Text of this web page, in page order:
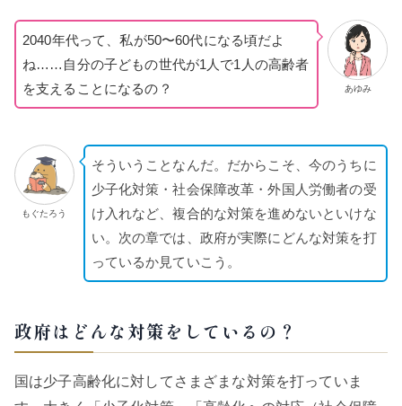
あゆみ
2040年代って、私が50〜60代になる頃だよ
ね……自分の子どもの世代が1人で1人の高齢者
を支えることになるの？
もぐたろう
そういうことなんだ。だからこそ、今のうちに
少子化対策・社会保障改革・外国人労働者の受
け入れなど、複合的な対策を進めないといけな
い。次の章では、政府が実際にどんな対策を打
っているか見ていこう。
政府はどんな対策をしているの？
国は少子高齢化に対してさまざまな対策を打っていま